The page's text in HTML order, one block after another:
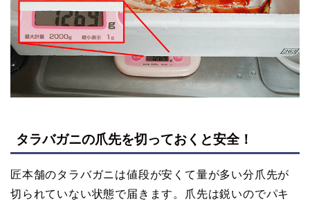
タラバガニの爪先を切っておくと安全！
匠本舗のタラバガニは値段が安くて量が多い分爪先が
切られていない状態で届きます。爪先は鋭いのでパキ